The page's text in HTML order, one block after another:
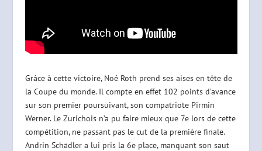
Grâce à cette victoire, Noé Roth prend ses aises en tête de
la Coupe du monde. Il compte en effet 102 points d’avance
sur son premier poursuivant, son compatriote Pirmin
Werner. Le Zurichois n’a pu faire mieux que 7e lors de cette
compétition, ne passant pas le cut de la première finale.
Andrin Schädler a lui pris la 6e place, manquant son saut